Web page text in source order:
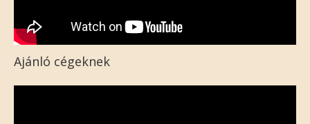
Ajánló cégeknek